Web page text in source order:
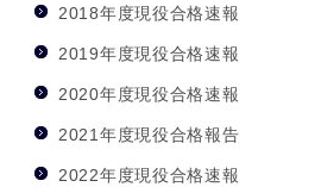
2018年度現役合格速報
2019年度現役合格速報
2020年度現役合格速報
2021年度現役合格報告
2022年度現役合格速報